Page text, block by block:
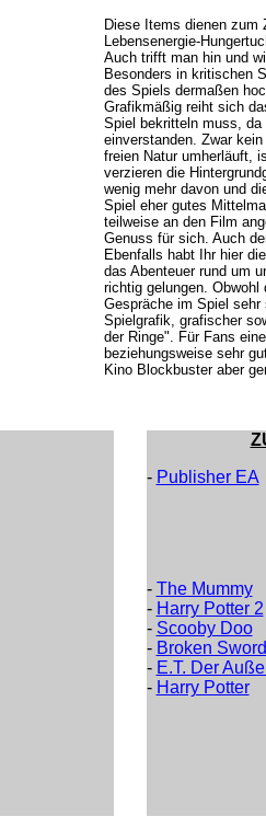
Diese Items dienen zum
Lebensenergie-
Auch trifft man hin und
Besonders in kritischen
des Spiels dermaßen
Grafikmäßig reiht sich
Spiel bekritteln muss, da
einverstanden. Zwar
freien Natur umherläuft,
verzieren die
wenig mehr davon und
Spiel eher gutes
teilweise an den Film
Genuss für sich. Auch
Ebenfalls habt Ihr hier
das Abenteuer rund um
richtig gelungen.
Gespräche im Spiel
Spielgrafik, grafischer
der Ringe". Für Fans
beziehungsweise sehr
Kino Blockbuster aber
- Publisher EA
- The Mummy
- Harry Potter 2
- Scooby Doo
- Broken Sword
- E.T. Der
- Harry Potter